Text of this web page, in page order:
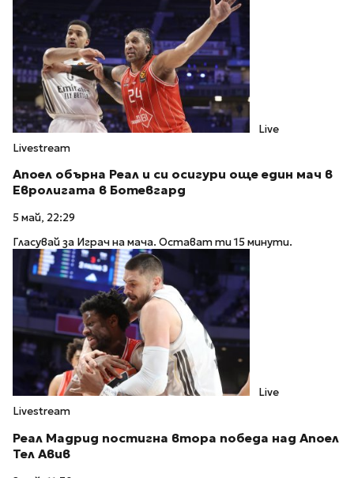
Live
Livestream
Апоел обърна Реал и си осигури още един мач в
Евролигата в Ботевгард
5 май, 22:29
Гласувай за Играч на мача. Остават ти 15 минути.
Live
Livestream
Реал Мадрид постигна втора победа над Апоел
Тел Авив